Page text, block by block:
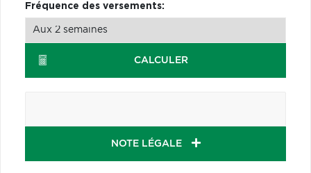
Fréquence des versements:
CALCULER
NOTE LÉGALE